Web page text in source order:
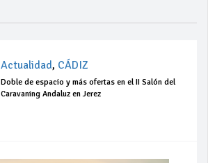
Actualidad, CÁDIZ
Doble de espacio y más ofertas en el II Salón del
Caravaning Andaluz en Jerez